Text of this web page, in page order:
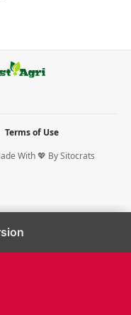
With 💖 BySitocrats
Terms of Use